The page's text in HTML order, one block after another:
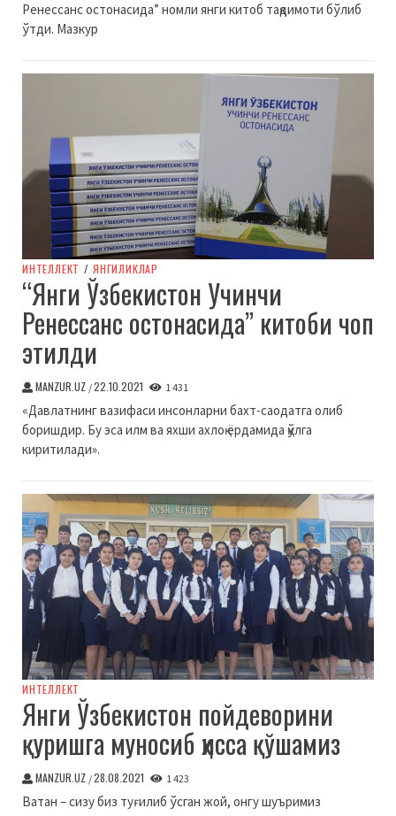
Ренессанс остонасида” номли янги китоб тақдимоти бўлиб
ўтди. Мазкур
ИНТЕЛЛЕКТ / ЯНГИЛИКЛАР
“Янги Ўзбекистон Учинчи
Ренессанс остонасида” китоби чоп
этилди
MANZUR.UZ /22.10.2021 1 431
«Давлатнинг вазифаси инсонларни бахт-саодатга олиб
боришдир. Бу эса илм ва яхши ахлоқ ёрдамида қўлга
киритилади».
ИНТЕЛЛЕКТ
Янги Ўзбекистон пойдеворини
қуришга муносиб ҳисса қўшамиз
MANZUR.UZ /28.08.2021 1 423
Ватан – сизу биз туғилиб ўсган жой, онгу шуъримиз